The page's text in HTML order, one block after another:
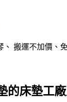
搬運不加價、
的床墊工